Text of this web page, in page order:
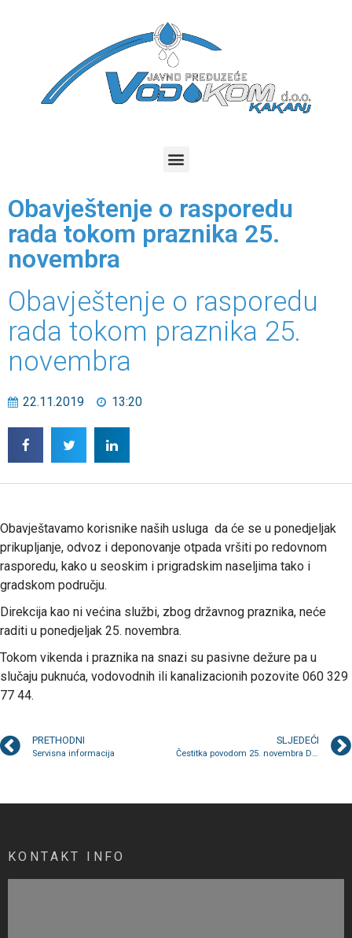
Obavještenje o rasporedu
rada tokom praznika 25.
novembra
Obavještenje o rasporedu
rada tokom praznika 25.
novembra
22.11.2019 13:20
Obavještavamo korisnike naših usluga da će se u ponedjeljak
prikupljanje, odvoz i deponovanje otpada vršiti po redovnom
rasporedu, kako u seoskim i prigradskim naseljima tako i
gradskom području.
Direkcija kao ni većina službi, zbog državnog praznika, neće
raditi u ponedjeljak 25. novembra.
Tokom vikenda i praznika na snazi su pasivne dežure pa u
slučaju puknuća, vodovodnih ili kanalizacionih pozovite 060 329
77 44.
PRETHODNI
Servisna informacija
SLJEDEĆI
Čestitka povodom 25. novembra Dana državnosti Bosne i Hercegovine
KONTAKT INFO